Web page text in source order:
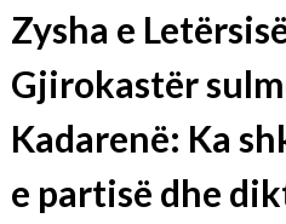
Zysha e
Gjirokastër
Kadarenë: Ka
e partisë dhe